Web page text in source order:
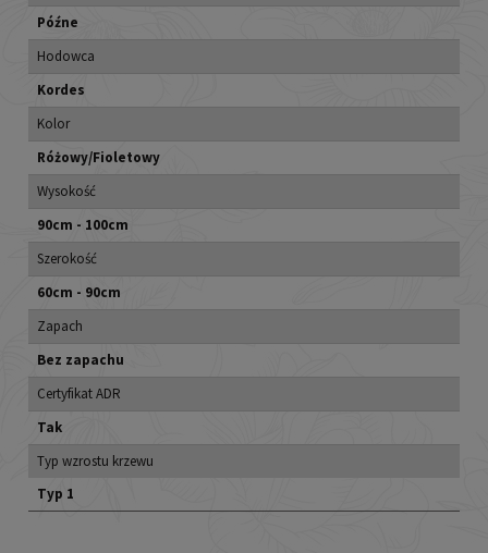
Późne
Hodowca
Kordes
Kolor
Różowy/Fioletowy
Wysokość
90cm - 100cm
Szerokość
60cm - 90cm
Zapach
Bez zapachu
Certyfikat ADR
Tak
Typ wzrostu krzewu
Typ 1